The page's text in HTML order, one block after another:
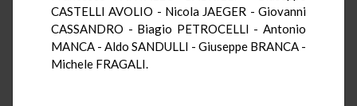
CASTELLI AVOLIO - Nicola JAEGER - Giovanni
CASSANDRO - Biagio PETROCELLI - Antonio
MANCA - Aldo SANDULLI - Giuseppe BRANCA -
Michele FRAGALI.